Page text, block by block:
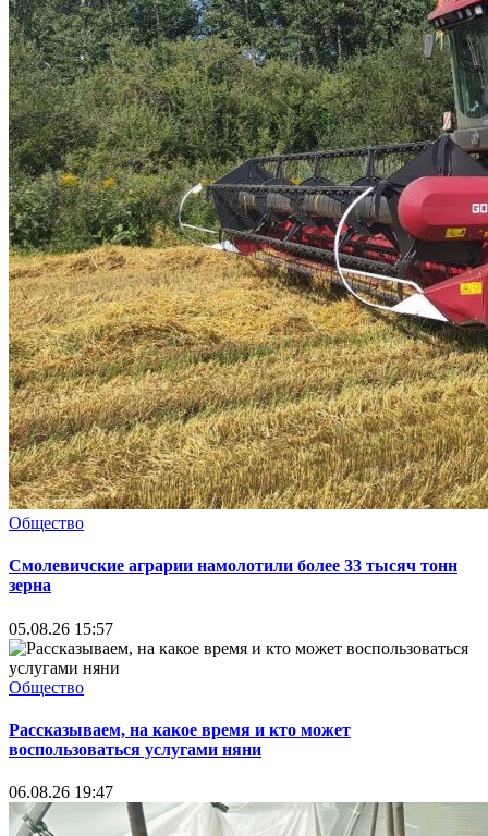
Общество
Смолевичские аграрии намолотили более 33 тысяч тонн
зерна
05.08.26 15:57
Общество
Рассказываем, на какое время и кто может
воспользоваться услугами няни
06.08.26 19:47